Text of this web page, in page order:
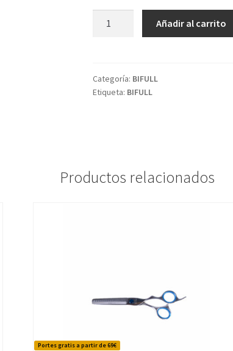
Añadir al carrito
Categoría: BIFULL
Etiqueta: BIFULL
Productos relacionados
Portes gratis a partir de 69€